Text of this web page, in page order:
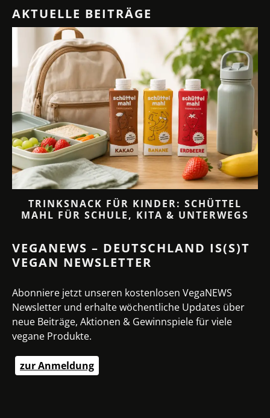
AKTUELLE BEITRÄGE
TRINKSNACK FÜR KINDER: SCHÜTTEL
MAHL FÜR SCHULE, KITA & UNTERWEGS
VEGANEWS – DEUTSCHLAND IS(S)T
VEGAN NEWSLETTER
Abonniere jetzt unseren kostenlosen VegaNEWS
Newsletter und erhalte wöchentliche Updates über
neue Beiträge, Aktionen & Gewinnspiele für viele
vegane Produkte.
zur Anmeldung